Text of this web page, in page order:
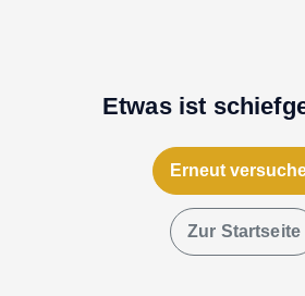
Etwas ist
Erneut
Zur Startseite